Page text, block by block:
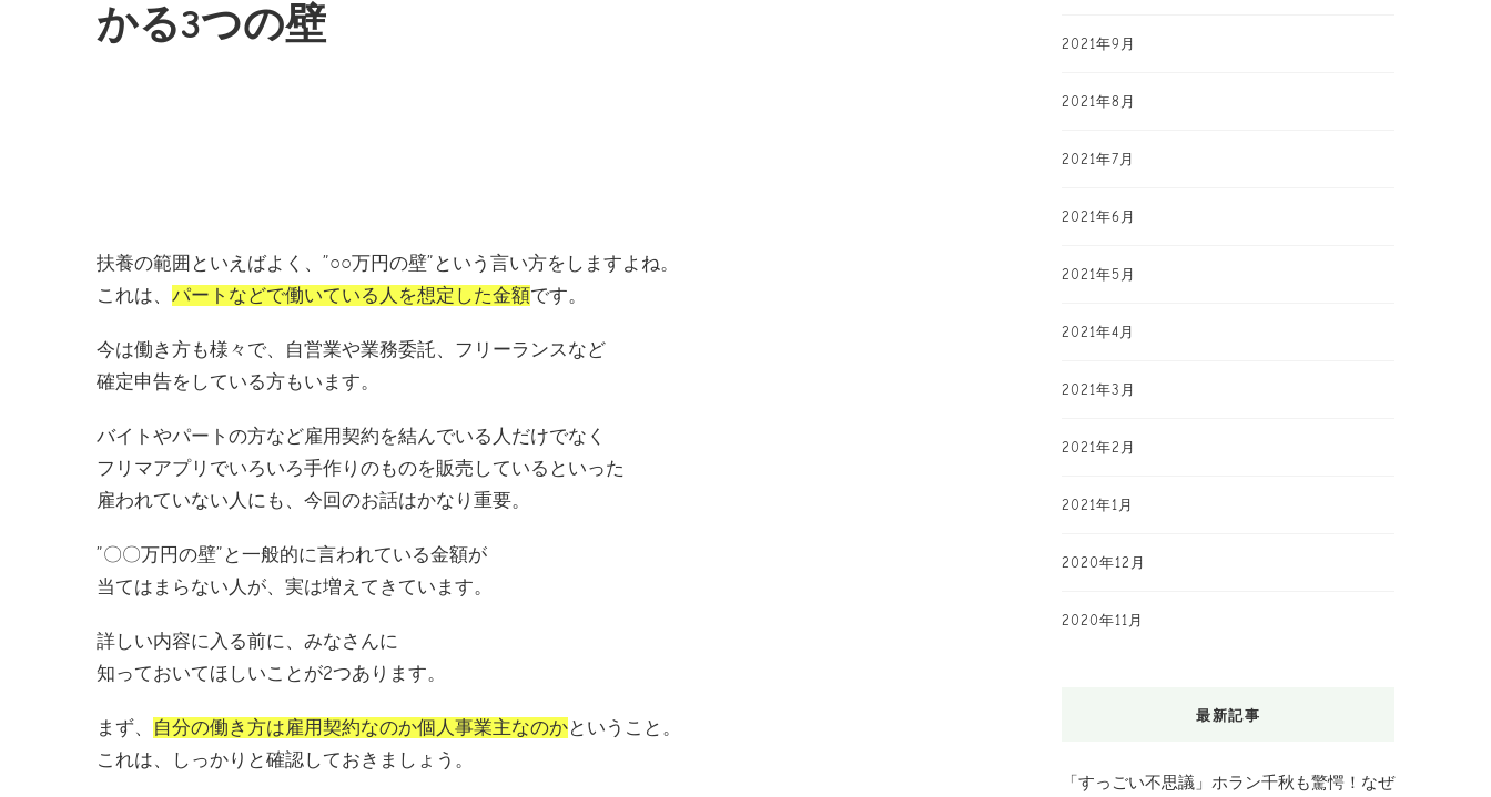
かる3つの壁
扶養の範囲といえばよく、”○○万円の壁”という言い方をしますよね。
これは、 パートなどで働いている人を想定した金額です。
今は働き方も様々で、自営業や業務委託、フリーランスなど
確定申告をしている方もいます。
バイトやパートの方など雇用契約を結んでいる人だけでなく
フリマアプリでいろいろ手作りのものを販売しているといった
雇われていない人にも、今回のお話はかなり重要。
”〇〇万円の壁”と一般的に言われている金額が
当てはまらない人が、実は増えてきています。
詳しい内容に入る前に、みなさんに
知っておいてほしいことが2つあります。
まず、 自分の働き方は雇用契約なのか個人事業主なのかということ。
これは、しっかりと確認しておきましょう。
2021年9月
2021年8月
2021年7月
2021年6月
2021年5月
2021年4月
2021年3月
2021年2月
2021年1月
2020年12月
2020年11月
最新記事
「すっごい不思議」ホラン千秋も驚愕！なぜ